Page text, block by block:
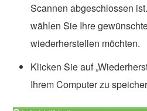
Scannen abgeschlossen
wählen Sie Ihre
wiederherstellen möchten.
Klicken Sie auf
Ihrem Computer zu